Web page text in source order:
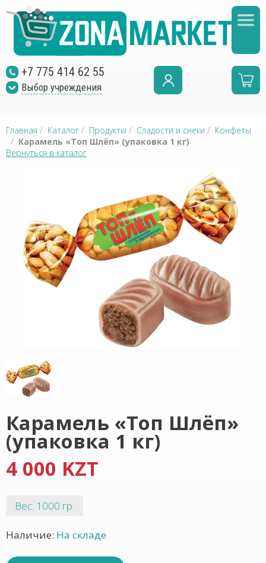
+7 775 414 62 55
Выбор учреждения
Главная / Каталог / Продукты / Сладости и снеки / Конфеты
/ Карамель «Топ Шлёп» (упаковка 1 кг)
Вернуться в каталог
Карамель «Топ Шлёп»
(упаковка 1 кг)
4 000 KZT
Вес: 1000 гр.
Наличие: На складе